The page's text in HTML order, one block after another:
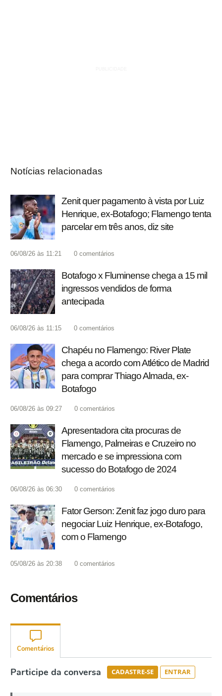
Notícias relacionadas
Zenit quer pagamento à vista por Luiz
Henrique, ex-Botafogo; Flamengo tenta
parcelar em três anos, diz site
06/08/26 às 11:21 0 comentários
Botafogo x Fluminense chega a 15 mil
ingressos vendidos de forma
antecipada
06/08/26 às 11:15 0 comentários
Chapéu no Flamengo: River Plate
chega a acordo com Atlético de Madrid
para comprar Thiago Almada, ex-
Botafogo
06/08/26 às 09:27 0 comentários
Apresentadora cita procuras de
Flamengo, Palmeiras e Cruzeiro no
mercado e se impressiona com
sucesso do Botafogo de 2024
06/08/26 às 06:30 0 comentários
Fator Gerson: Zenit faz jogo duro para
negociar Luiz Henrique, ex-Botafogo,
com o Flamengo
05/08/26 às 20:38 0 comentários
Comentários